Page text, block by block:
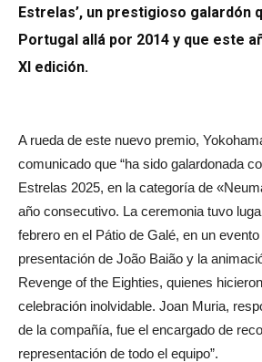
Estrelas’, un prestigioso galardón
Portugal allá por 2014 y que este
XI edición.
A rueda de este nuevo premio,
comunicado que “ha sido galardonada
Estrelas 2025, en la categoría de
año consecutivo. La ceremonia tuvo
febrero en el Pátio de Galé, en un
presentación de João Baião y la
Revenge of the Eighties, quienes
celebración inolvidable. Joan Muria,
de la compañía, fue el encargado de
representación de todo el equipo”.